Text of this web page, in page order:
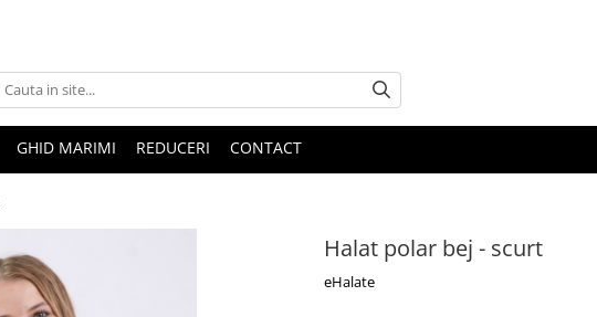
GHID MARIMI REDUCERI CONTACT
Halat polar bej - scurt
eHalate